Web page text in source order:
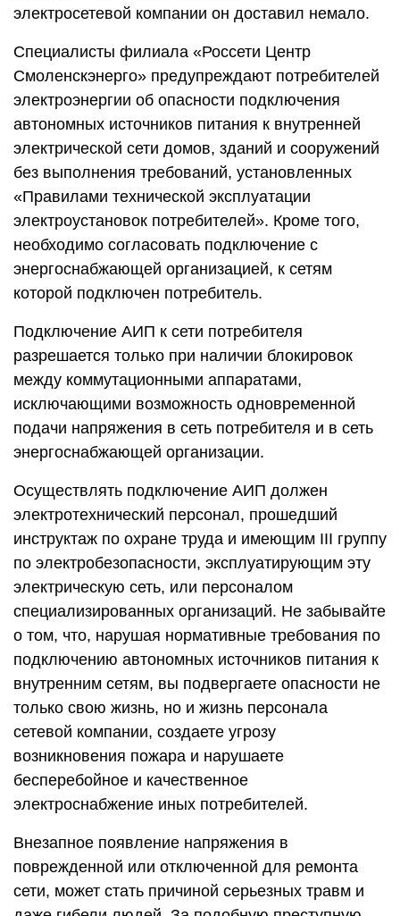
электросетевой компании он доставил немало.
Специалисты филиала «Россети Центр
Смоленскэнерго» предупреждают потребителей
электроэнергии об опасности подключения
автономных источников питания к внутренней
электрической сети домов, зданий и сооружений
без выполнения требований, установленных
«Правилами технической эксплуатации
электроустановок потребителей». Кроме того,
необходимо согласовать подключение с
энергоснабжающей организацией, к сетям
которой подключен потребитель.
Подключение АИП к сети потребителя
разрешается только при наличии блокировок
между коммутационными аппаратами,
исключающими возможность одновременной
подачи напряжения в сеть потребителя и в сеть
энергоснабжающей организации.
Осуществлять подключение АИП должен
электротехнический персонал, прошедший
инструктаж по охране труда и имеющим III группу
по электробезопасности, эксплуатирующим эту
электрическую сеть, или персоналом
специализированных организаций. Не забывайте
о том, что, нарушая нормативные требования по
подключению автономных источников питания к
внутренним сетям, вы подвергаете опасности не
только свою жизнь, но и жизнь персонала
сетевой компании, создаете угрозу
возникновения пожара и нарушаете
бесперебойное и качественное
электроснабжение иных потребителей.
Внезапное появление напряжения в
поврежденной или отключенной для ремонта
сети, может стать причиной серьезных травм и